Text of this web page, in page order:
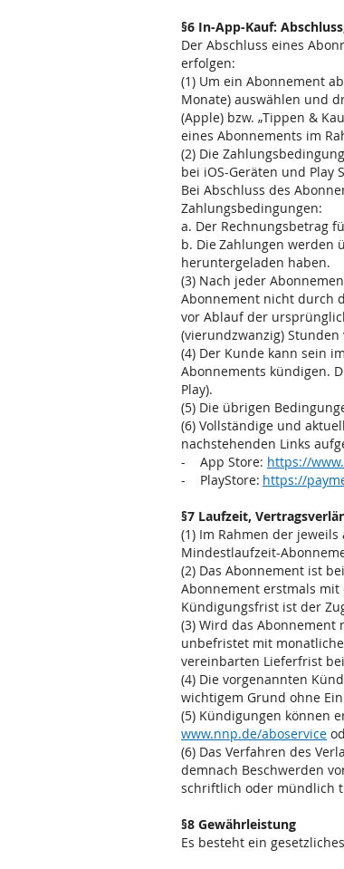
§6 In-App-Kauf:
Der Abschluss eines
erfolgen:
(1) Um ein Abonnement
Monate) auswählen und
(Apple) bzw. „Tippen &
eines Abonnements im
(2) Die
bei iOS-Geräten und Play
Bei Abschluss des
Zahlungsbedingungen:
a. Der Rechnungsbetrag
b. Die Zahlungen werden
heruntergeladen haben.
(3) Nach jeder
Abonnement nicht durch
vor Ablauf der
(vierundzwanzig)
(4) Der Kunde kann sein
Abonnements kündigen.
Play).
(5) Die übrigen
(6) Vollständige und
nachstehenden Links
- App Store: https://
- PlayStore: https://
§7 Laufzeit,
(1) Im Rahmen der
Mindestlaufzeit-
(2) Das Abonnement ist
Abonnement erstmals
Kündigungsfrist ist der
(3) Wird das
unbefristet mit
vereinbarten Lieferfrist
(4) Die vorgenannten
wichtigem Grund ohne
(5) Kündigungen können
www.nnp.de/aboservice
(6) Das Verfahren des
demnach Beschwerden
schriftlich oder mündlich
§8 Gewährleistung
Es besteht ein